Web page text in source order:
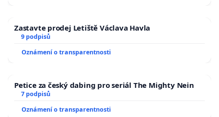
Zastavte prodej Letiště Václava Havla
9 podpisů
Oznámení o transparentnosti
Petice za český dabing pro seriál The Mighty Nein
7 podpisů
Oznámení o transparentnosti